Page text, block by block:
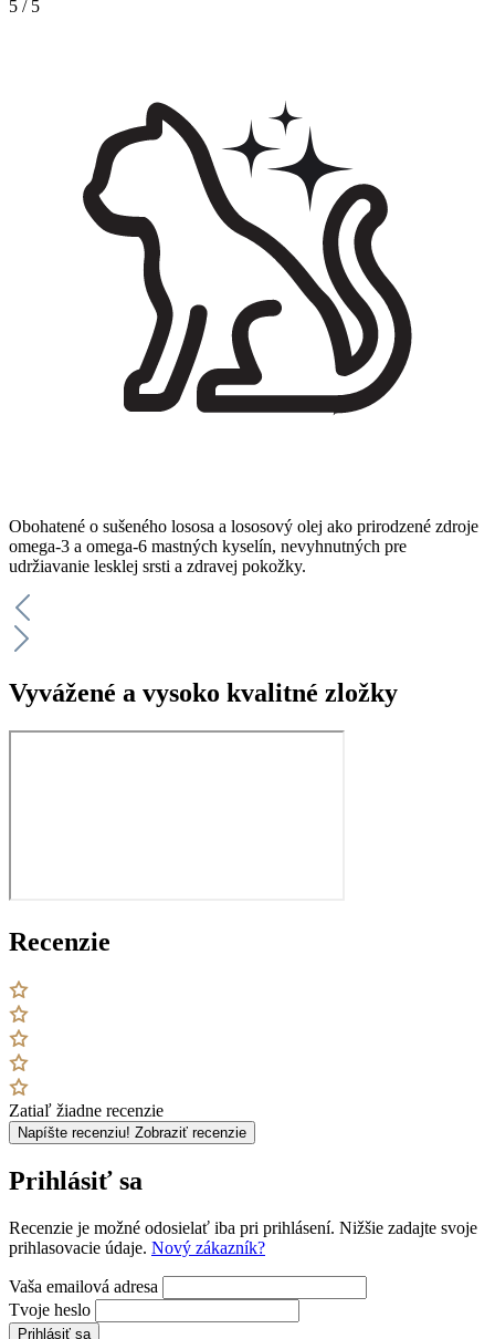
5 / 5
Obohatené o sušeného lososa a lososový olej ako prirodzené zdroje
omega-3 a omega-6 mastných kyselín, nevyhnutných pre
udržiavanie lesklej srsti a zdravej pokožky.
Vyvážené a vysoko kvalitné zložky
Recenzie
Zatiaľ žiadne recenzie
Napíšte recenziu! Zobraziť recenzie
Prihlásiť sa
Recenzie je možné odosielať iba pri prihlásení. Nižšie zadajte svoje
prihlasovacie údaje. Nový zákazník?
Vaša emailová adresa
Tvoje heslo
Prihlásiť sa